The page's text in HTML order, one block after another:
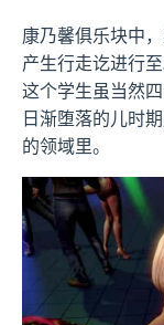
康乃馨俱乐块中
产生行走讫进行至
这个学生虽当然
日渐堕落的儿时
的领域里。